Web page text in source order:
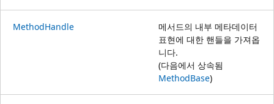
MethodHandle
메서드의 내부 메타데이터
표현에 대한 핸들을 가져옵
니다.
(다음에서 상속됨
MethodBase)